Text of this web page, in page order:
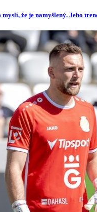
že je namyšlený. Jeho